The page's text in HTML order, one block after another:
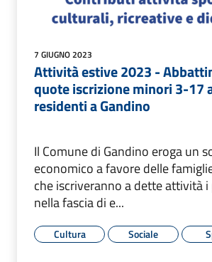
7 GIUGNO 2023
Attività estive 2023 -
quote iscrizione minori 3-17
residenti a Gandino
Il Comune di Gandino eroga un
economico a favore delle
che iscriveranno a dette attività
nella fascia di e...
Cultura Sociale